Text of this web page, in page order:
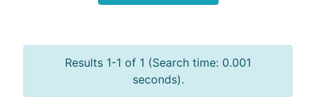
Results 1-1 of 1 (Search time: 0.001
seconds).